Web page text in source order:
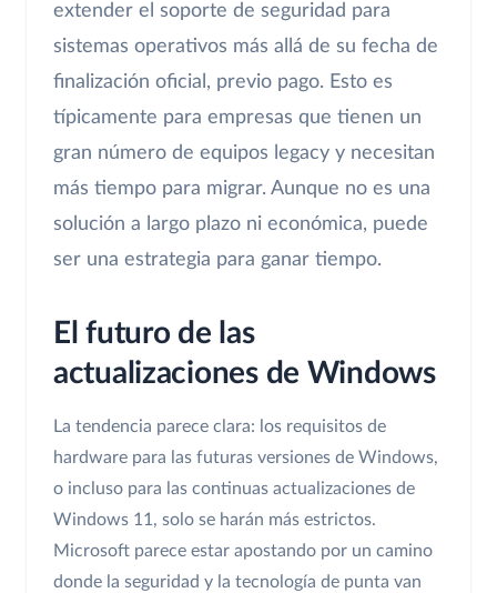
extender el soporte de seguridad para
sistemas operativos más allá de su fecha de
finalización oficial, previo pago. Esto es
típicamente para empresas que tienen un
gran número de equipos legacy y necesitan
más tiempo para migrar. Aunque no es una
solución a largo plazo ni económica, puede
ser una estrategia para ganar tiempo.
El futuro de las
actualizaciones de Windows
La tendencia parece clara: los requisitos de
hardware para las futuras versiones de Windows,
o incluso para las continuas actualizaciones de
Windows 11, solo se harán más estrictos.
Microsoft parece estar apostando por un camino
donde la seguridad y la tecnología de punta van